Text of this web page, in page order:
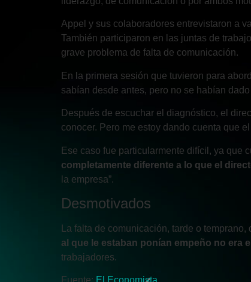
Appel y sus colaboradores entrevistaron a
También participaron en las juntas de
grave problema de falta de comunicación.
En la primera sesión que tuvieron para
sabían desde antes, pero no se habían
Después de escuchar el diagnóstico, el
conocer. Pero me estoy dando cuenta que
Ese caso fue particularmente difícil, ya que
completamente diferente a lo que el
la empresa”.
Desmotivados
La falta de comunicación, tarde o
al que le estaban ponían empeño no era
trabajadores.